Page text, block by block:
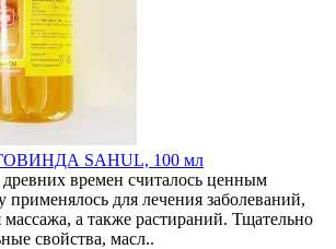
SAHUL, 100 мл
времен считалось ценным
применялось для лечения заболеваний,
массажа, а также растираний. Тщательно
свойства, масл..